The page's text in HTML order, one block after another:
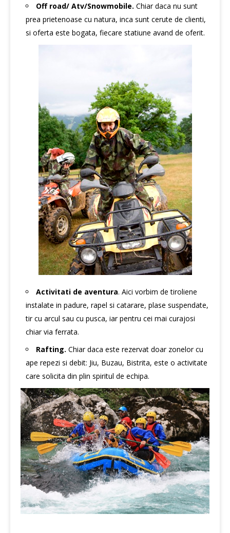
Off road/ Atv/Snowmobile. Chiar daca nu sunt
prea prietenoase cu natura, inca sunt cerute de clienti,
si oferta este bogata, fiecare statiune avand de oferit.
Activitati de aventura. Aici vorbim de tiroliene
instalate in padure, rapel si catarare, plase suspendate,
tir cu arcul sau cu pusca, iar pentru cei mai curajosi
chiar via ferrata.
Rafting. Chiar daca este rezervat doar zonelor cu
ape repezi si debit: Jiu, Buzau, Bistrita, este o activitate
care solicita din plin spiritul de echipa.